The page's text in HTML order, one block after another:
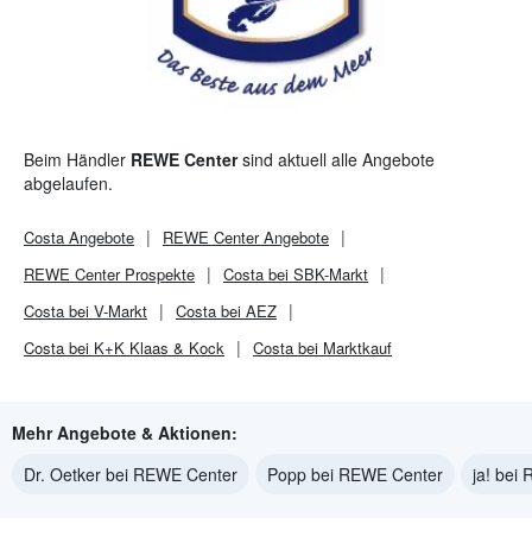
Beim Händler REWE Centersind aktuell alle Angebote
abgelaufen.
Costa Angebote REWE CenterAngebote
REWE CenterProspekte
Costa bei SBK-Markt
Costa bei V-Markt
Costa bei AEZ
Costa bei K+K Klaas & Kock
Costa bei Marktkauf
Mehr Angebote & Aktionen:
Dr. Oetker bei REWE Center
Popp bei REWE Center ja! bei